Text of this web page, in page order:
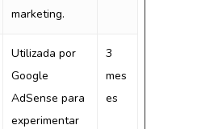
marketing.
Utilizada por
Google
AdSense para
experimentar
3
mes
es